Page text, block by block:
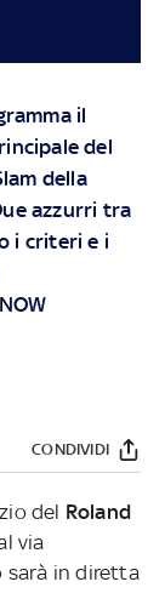
il
del
della
azzurri tra
i criteri e i
NOW
CONDIVIDI
del Roland
via
sarà in diretta